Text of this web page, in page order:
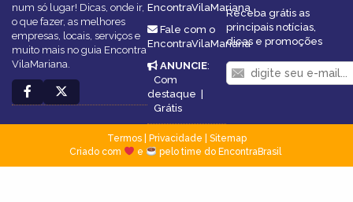
num só lugar! Dicas, onde ir,
o que fazer, as melhores
empresas, locais, serviços e
muito mais no guia Encontra
VilaMariana.
EncontraVilaMariana
Fale com o
EncontraVilaMariana
ANUNCIE:
Com
destaque |
Grátis
Receba grátis as
principais notícias,
dicas e promoções
Termos| Privacidade
Sitemap
Criado com
e pelo time do EncontraBrasil